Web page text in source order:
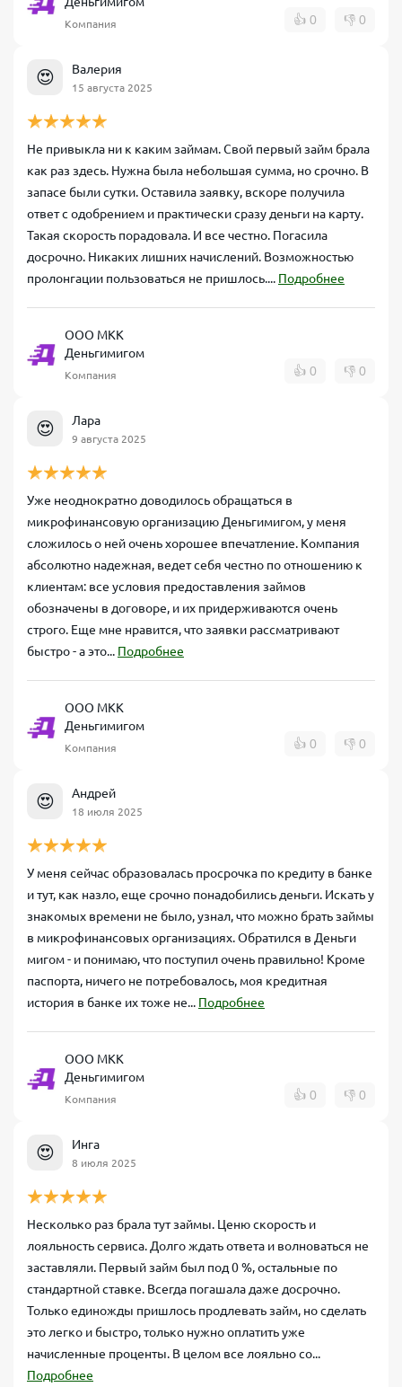
Компания 👍 0 👎 0
😍 Валерия
15 августа 2025
Не привыкла ни к каким займам. Свой первый займ брала
как раз здесь. Нужна была небольшая сумма, но срочно. В
запасе были сутки. Оставила заявку, вскоре получила
ответ с одобрением и практически сразу деньги на карту.
Такая скорость порадовала. И все честно. Погасила
досрочно. Никаких лишних начислений. Возможностью
пролонгации пользоваться не пришлось.... Подробнее
ООО МКК
Деньгимигом
Компания 👍 0 👎 0
😍 Лара
9 августа 2025
Уже неоднократно доводилось обращаться в
микрофинансовую организацию Деньгимигом, у меня
сложилось о ней очень хорошее впечатление. Компания
абсолютно надежная, ведет себя честно по отношению к
клиентам: все условия предоставления займов
обозначены в договоре, и их придерживаются очень
строго. Еще мне нравится, что заявки рассматривают
быстро - а это... Подробнее
ООО МКК
Деньгимигом
Компания 👍 0 👎 0
😍 Андрей
18 июля 2025
У меня сейчас образовалась просрочка по кредиту в банке
и тут, как назло, еще срочно понадобились деньги. Искать у
знакомых времени не было, узнал, что можно брать займы
в микрофинансовых организациях. Обратился в Деньги
мигом - и понимаю, что поступил очень правильно! Кроме
паспорта, ничего не потребовалось, моя кредитная
история в банке их тоже не... Подробнее
ООО МКК
Деньгимигом
Компания 👍 0 👎 0
😍 Инга
8 июля 2025
Несколько раз брала тут займы. Ценю скорость и
лояльность сервиса. Долго ждать ответа и волноваться не
заставляли. Первый займ был под 0 %, остальные по
стандартной ставке. Всегда погашала даже досрочно.
Только единожды пришлось продлевать займ, но сделать
это легко и быстро, только нужно оплатить уже
начисленные проценты. В целом все лояльно со...
Подробнее